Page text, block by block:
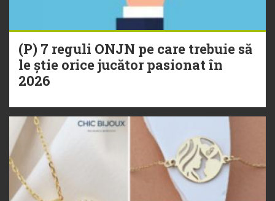
(P) 7 reguli ONJN pe care trebuie să
le știe orice jucător pasionat în
2026